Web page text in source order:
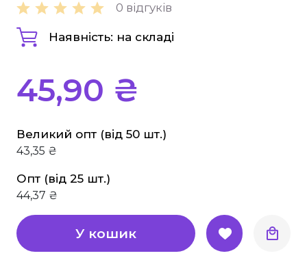
0 відгуків
Наявність: на складі
45,90 ₴
Великий опт (від 50 шт.)
43,35 ₴
Опт (від 25 шт.)
44,37 ₴
У кошик
Інше
Основи здоров'я
Історія
Правознавство
Географія
Біологія Природознавство Екологія
Хімія
Фізика
Англійська мова